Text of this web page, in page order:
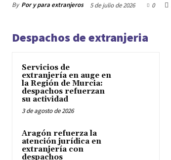
By Por y para extranjeros 5 de julio de 2026 0
Despachos de extranjeria
Servicios de
extranjería en auge en
la Región de Murcia:
despachos refuerzan
su actividad
3 de agosto de 2026
Aragón refuerza la
atención jurídica en
extranjería con
despachos